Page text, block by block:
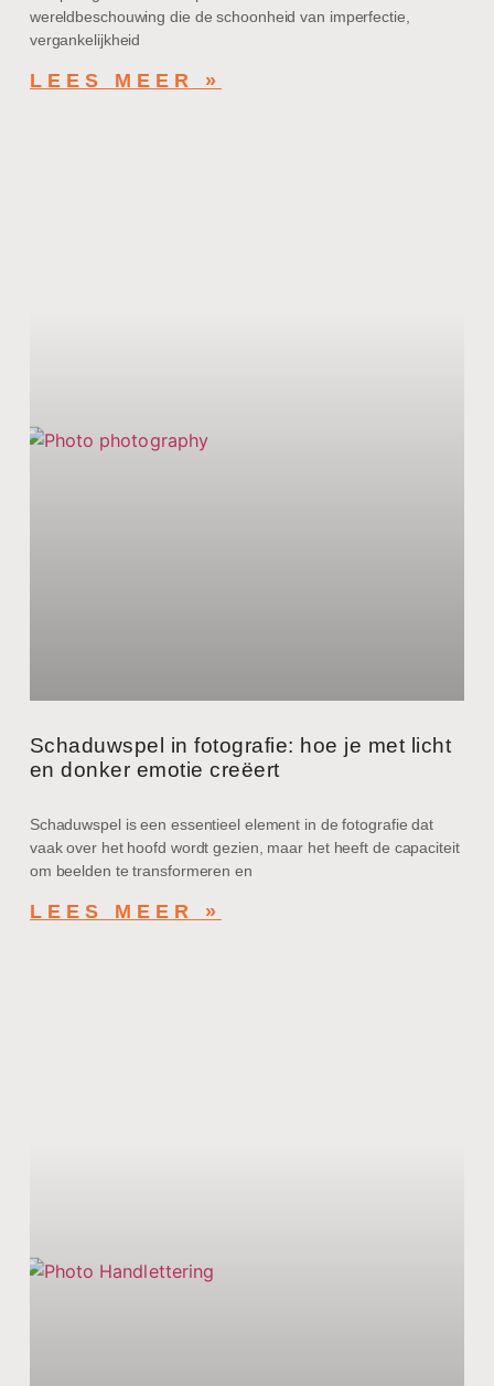
wereldbeschouwing die de schoonheid van imperfectie,
vergankelijkheid
LEES MEER »
Schaduwspel in fotografie: hoe je met licht
en donker emotie creëert
Schaduwspel is een essentieel element in de fotografie dat
vaak over het hoofd wordt gezien, maar het heeft de capaciteit
om beelden te transformeren en
LEES MEER »